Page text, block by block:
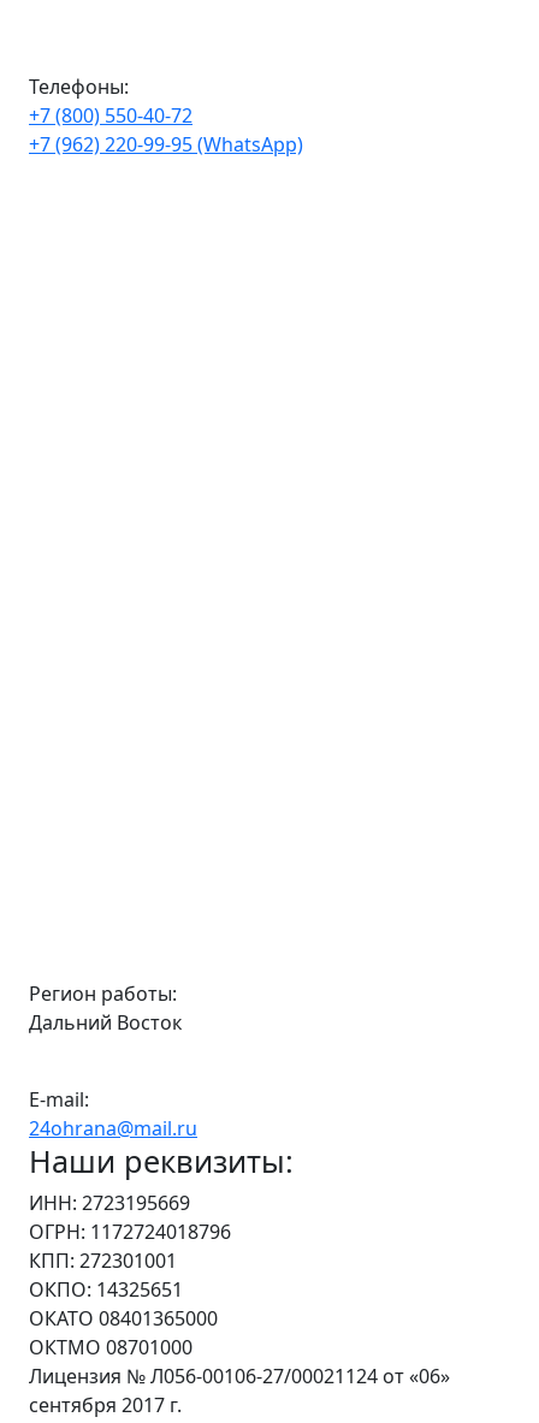
Телефоны:
+7 (800) 550-40-72
+7 (962) 220-99-95 (WhatsApp)
Регион работы:
Дальний Восток
E-mail:
24ohrana@mail.ru
Наши реквизиты:
ИНН: 2723195669
ОГРН: 1172724018796
КПП: 272301001
ОКПО: 14325651
ОКАТО 08401365000
ОКТМО 08701000
Лицензия № Л056-00106-27/00021124 от «06»
сентября 2017 г.